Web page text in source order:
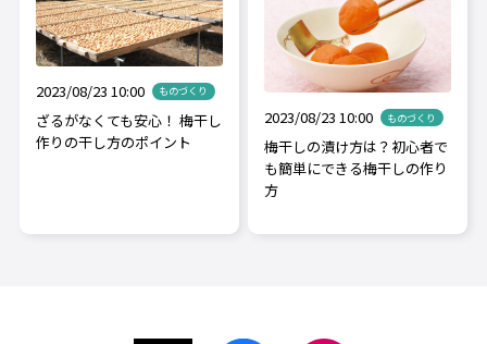
2023/08/23 10:00 ものづくり
ざるがなくても安心！ 梅干し
作りの干し方のポイント
2023/08/23 10:00 ものづくり
梅干しの漬け方は？初心者で
も簡単にできる梅干しの作り
方